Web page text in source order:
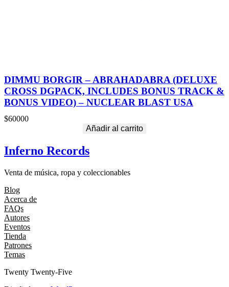
DIMMU BORGIR – ABRAHADABRA (DELUXE
CROSS DGPACK, INCLUDES BONUS TRACK &
BONUS VIDEO) – NUCLEAR BLAST USA
$60000
Añadir al carrito
Inferno Records
Venta de música, ropa y coleccionables
Blog
Acerca de
FAQs
Autores
Eventos
Tienda
Patrones
Temas
Twenty Twenty-Five